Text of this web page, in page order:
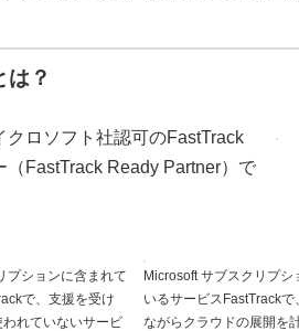
？
クロソフト社認可のFastTrack
（FastTrack Ready Partner）で
プションに含まれて
で、支援を受け
れていないサービ
Microsoft サブスクリプシ
いるサービスFastTrackで
ながらクラウドの展開を